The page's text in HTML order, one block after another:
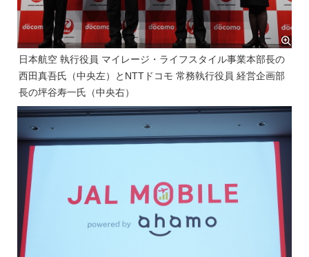
日本航空 執行役員 マイレージ・ライフスタイル事業本部長の
西田真吾氏（中央左）とNTTドコモ 常務執行役員 経営企画部
長の坪谷寿一氏（中央右）